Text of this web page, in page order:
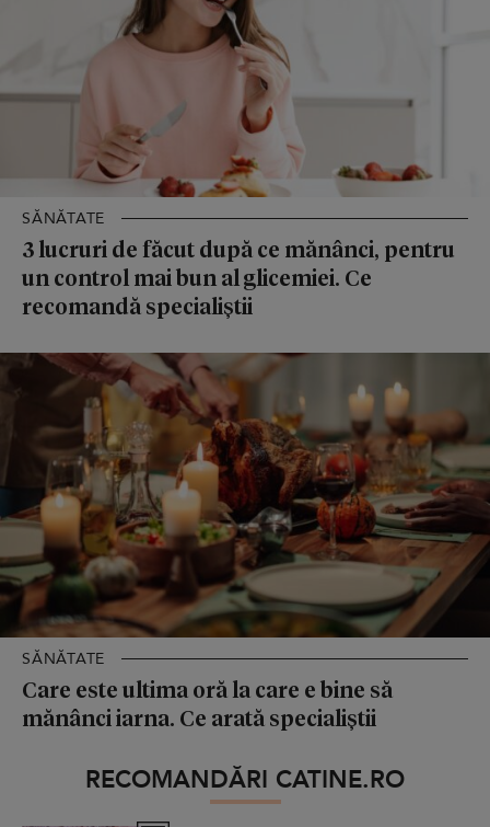
SĂNĂTATE
3 lucruri de făcut după ce mănânci, pentru
un control mai bun al glicemiei. Ce
recomandă specialiștii
SĂNĂTATE
Care este ultima oră la care e bine să
mănânci iarna. Ce arată specialiștii
RECOMANDĂRI CATINE.RO